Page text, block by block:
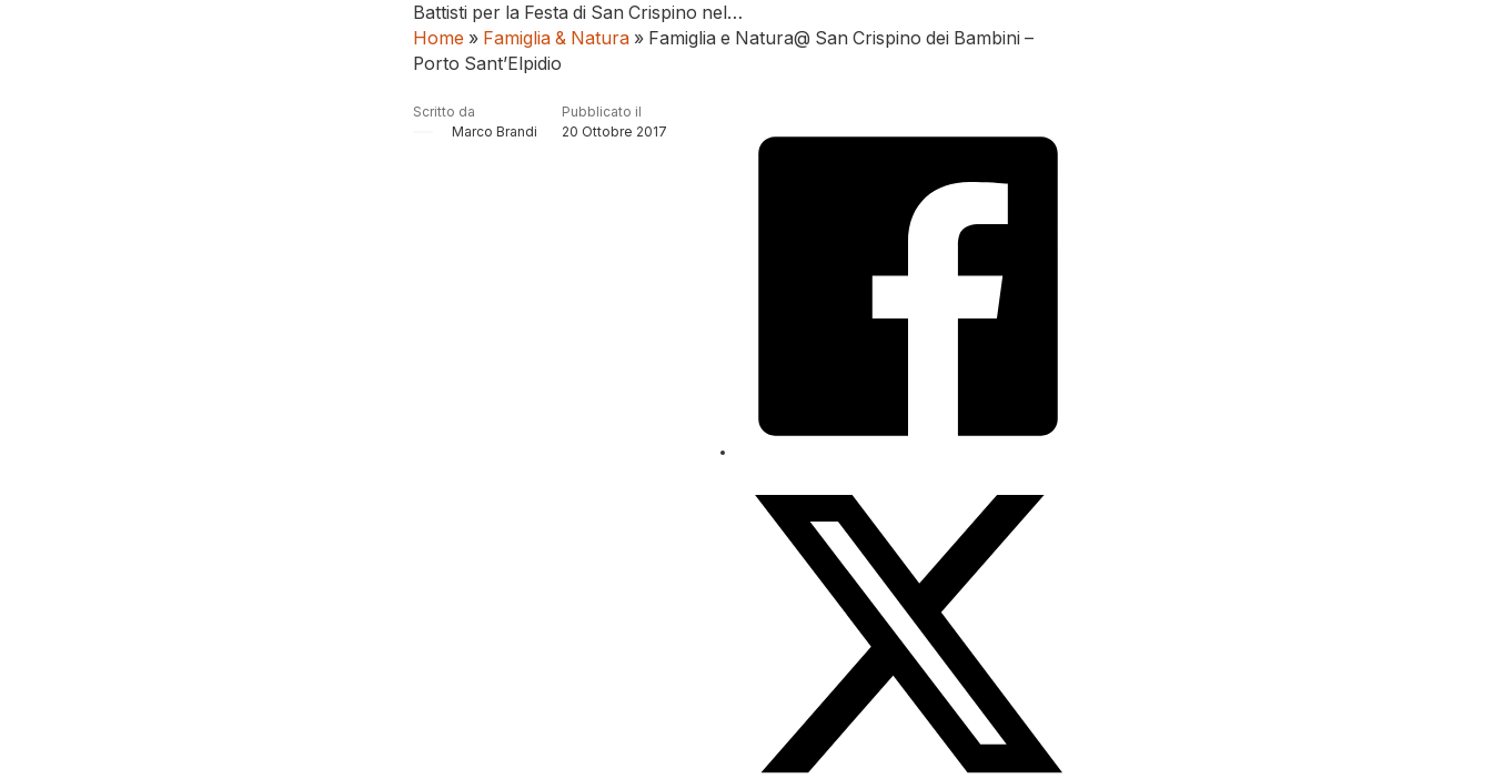
Battisti per la Festa di San Crispino nel…
Home » Famiglia & Natura » Famiglia e Natura@ San Crispino dei Bambini –
Porto Sant’Elpidio
Scritto da
Marco Brandi
Pubblicato il
20 Ottobre 2017